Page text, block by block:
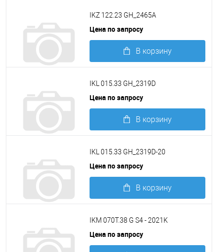
IKZ 122.23 GH_2465A
Цена по запросу
В корзину
IKL 015.33 GH_2319D
Цена по запросу
В корзину
IKL 015.33 GH_2319D-20
Цена по запросу
В корзину
IKM 070T.38 G S4 - 2021K
Цена по запросу